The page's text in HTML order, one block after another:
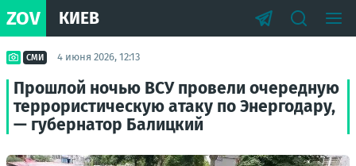
ZOV КИЕВ
СМИ 4 июня 2026, 12:13
Прошлой ночью ВСУ провели очередную
террористическую атаку по Энергодару,
— губернатор Балицкий